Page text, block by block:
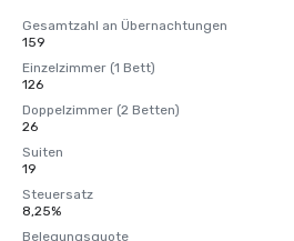
Gesamtzahl an Übernachtungen
159
Einzelzimmer (1 Bett)
126
Doppelzimmer (2 Betten)
26
Suiten
19
Steuersatz
8,25%
Belegungsquote